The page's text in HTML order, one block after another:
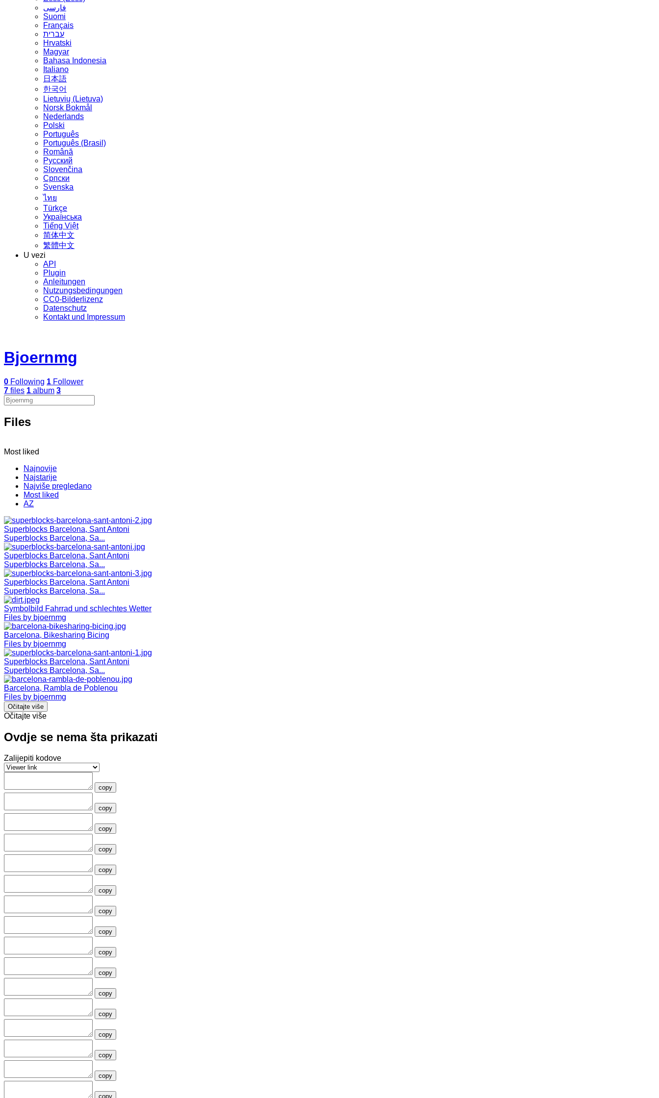
فارسی
Suomi
Français
עברית
Hrvatski
Magyar
Bahasa Indonesia
Italiano
日本語
한국어
Lietuvių (Lietuva)
‪Norsk Bokmål‬
Nederlands
Polski
Português
Português (Brasil)
Română
Русский
Slovenčina
Српски
Svenska
ไทย
Türkçe
Українська
Tiếng Việt
简体中文
繁體中文
U vezi
API
Plugin
Anleitungen
Nutzungsbedingungen
CC0-Bilderlizenz
Datenschutz
Kontakt und Impressum
Bjoernmg
0 Following 1 Follower
7 files 1 album 3
Files
Most liked
Najnovije
Najstarije
Najviše pregledano
Most liked
AZ
Superblocks Barcelona, Sant Antoni
Superblocks Barcelona, Sa...
Superblocks Barcelona, Sant Antoni
Superblocks Barcelona, Sa...
Superblocks Barcelona, Sant Antoni
Superblocks Barcelona, Sa...
Symbolbild Fahrrad und schlechtes Wetter
Files by bjoernmg
Barcelona, Bikesharing Bicing
Files by bjoernmg
Superblocks Barcelona, Sant Antoni
Superblocks Barcelona, Sa...
Barcelona, Rambla de Poblenou
Files by bjoernmg
Očitajte više
Očitajte više
Ovdje se nema šta prikazati
Zalijepiti kodove
copy
copy
copy
copy
copy
copy
copy
copy
copy
copy
copy
copy
copy
copy
copy
copy